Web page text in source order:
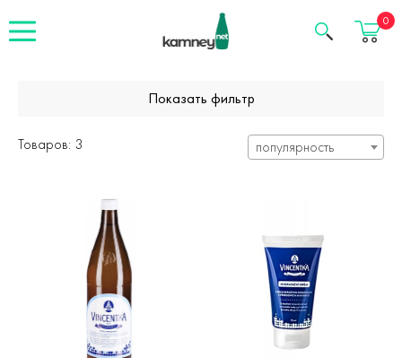
0
Корзина
Показать фильтр
Товаров: 3 популярность